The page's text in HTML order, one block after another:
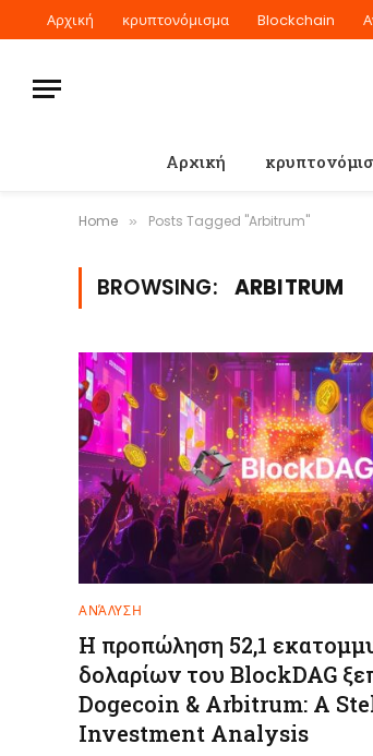
Αρχική κρυπτονόμισμα Blockchain
Αρχική
Home » Posts Tagged "Arbitrum"
BROWSING: ARBITRUM
ΑΝΆΛΥΣΗ
Η προπώληση 52,1
δολαρίων του BlockDAG
Dogecoin & Arbitrum: A
Investment Analysis